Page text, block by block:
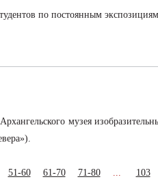
по постоянным
музея
51-60 61-70 71-80 ... 103